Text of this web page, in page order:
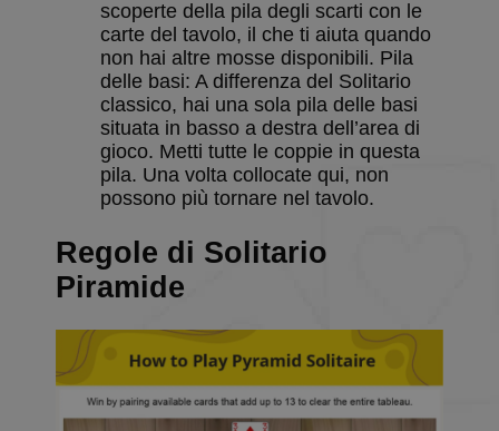
scoperte della pila degli scarti con le
carte del tavolo, il che ti aiuta quando
non hai altre mosse disponibili. Pila
delle basi: A differenza del Solitario
classico, hai una sola pila delle basi
situata in basso a destra dell’area di
gioco. Metti tutte le coppie in questa
pila. Una volta collocate qui, non
possono più tornare nel tavolo.
Regole di Solitario
Piramide